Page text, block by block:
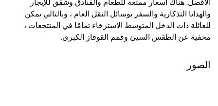
الأفضل. هناك أسعار ممتعة للطعام والفنادق وشقق للإيجار
والهدايا التذكارية والسفر بوسائل النقل العام ، وبالتالي يمكن
للعائلة ذات الدخل المتوسط ​​الاسترخاء تمامًا في المنتجعات ،
مخفية عن الطقس السيئ وقمم القوقاز الكبرى.
الصور